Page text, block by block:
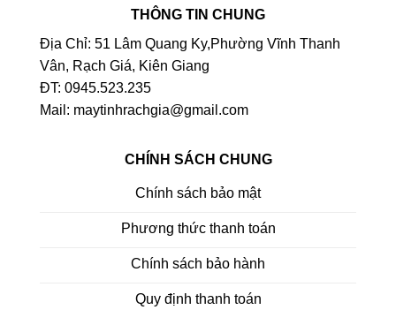
THÔNG TIN CHUNG
Địa Chỉ: 51 Lâm Quang Ky,Phường Vĩnh Thanh
Vân, Rạch Giá, Kiên Giang
ĐT: 0945.523.235
Mail: maytinhrachgia@gmail.com
CHÍNH SÁCH CHUNG
Chính sách bảo mật
Phương thức thanh toán
Chính sách bảo hành
Quy định thanh toán